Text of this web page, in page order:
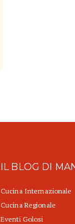
IL BLOG DI
Cucina Internazionale
Cucina Regionale
Eventi Golosi